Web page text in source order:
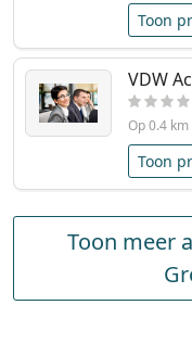
Toon
VDW
Op 0.4
Toon
Toon meer